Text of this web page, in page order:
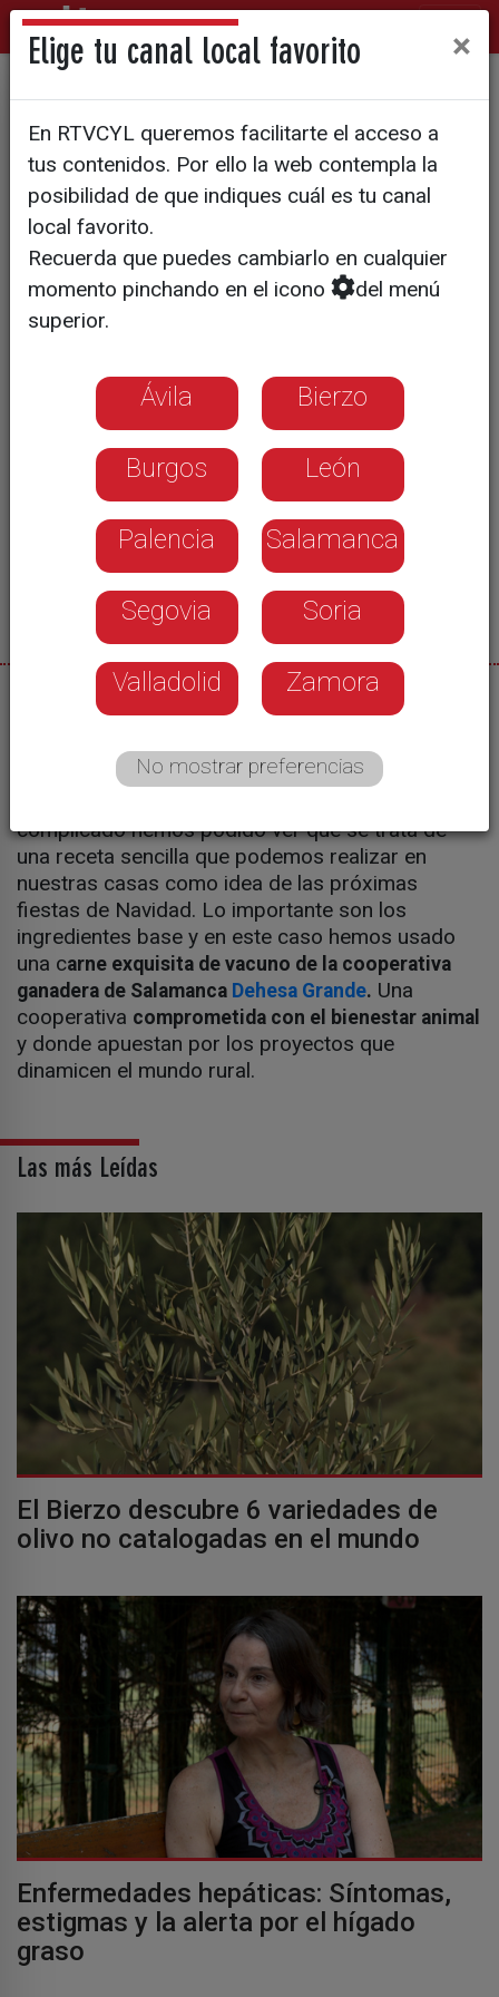
Recetas sabrosas para
cocinar en Navidad
Degustamos la carne de la cooperativa
ganadera de Salamanca Dehesa Grande
26/11/2020
Hoy cocinamos tournedo de ternera, duxelle de
complicado hemos podido ver que se trata de
una receta sencilla que podemos realizar en
nuestras casas como idea de las próximas
fiestas de Navidad. Lo importante son los
ingredientes base y en este caso hemos usado
una carne exquisita de vacuno de la cooperativa
ganadera de Salamanca Dehesa Grande. Una
cooperativa comprometida con el bienestar animal
y donde apuestan por los proyectos que
dinamicen el mundo rural.
Las más Leídas
El Bierzo descubre 6 variedades de
olivo no catalogadas en el mundo
Enfermedades hepáticas: Síntomas,
estigmas y la alerta por el hígado
graso
Elige tu canal local favorito ×
En RTVCYL queremos facilitarte el acceso a
tus contenidos. Por ello la web contempla la
posibilidad de que indiques cuál es tu canal
local favorito.
Recuerda que puedes cambiarlo en cualquier
momento pinchando en el icono
del menú
superior.
Ávila Bierzo
Burgos León
Palencia Salamanca
Segovia Soria
Valladolid Zamora
No mostrar preferencias